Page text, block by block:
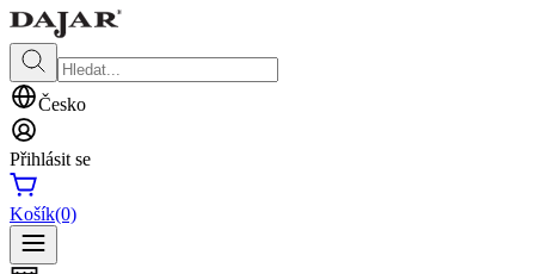
Česko
Přihlásit se
Košík(0)